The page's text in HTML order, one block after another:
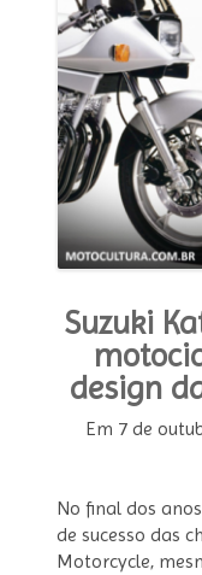
MODA E ESTILO
OPINIÃO
CONTATO
PODCAST
Suzuki
design
Em 7 de
No final dos
de sucesso das
Motorcycle,